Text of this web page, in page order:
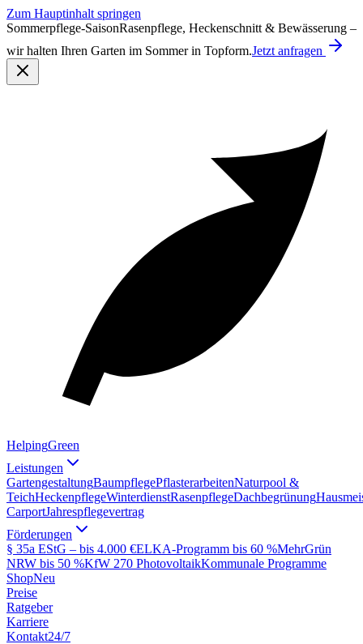
Zum Hauptinhalt springen
Sommerpflege-SaisonRasenpflege, Heckenschnitt & Bewässerung –
wir halten Ihren Garten im Sommer in Topform.Jetzt anfragen
HelpingGreen
Leistungen
GartengestaltungBaumpflegePflasterarbeitenNaturpool &
TeichHeckenpflegeWinterdienstRasenpflegeDachbegrünung
CarportJahrespflegevertrag
Förderungen
§ 35a EStG – bis 4.000 €ELKA-Programm bis 60 %MehrGrün
NRW bis 50 %KfW 270 PhotovoltaikKommunale Programme
ShopNeu
Preise
Ratgeber
Karriere
Kontakt24/7